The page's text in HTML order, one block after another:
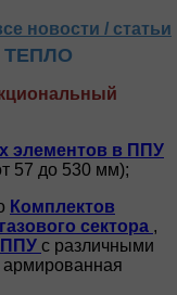
новости / статьи
ТЕПЛО
элементов в ППУ
57 до 530 мм);
Комплектов
сектора ,
ППУ с различными
армированная